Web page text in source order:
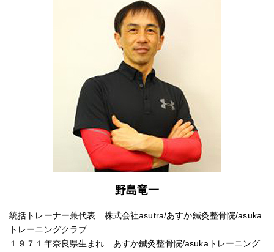
野島竜一
統括トレーナー兼代表 株式会社asutra/あすか鍼灸整骨院/asuka
トレーニングクラブ
１９７１年奈良県生まれ あすか鍼灸整骨院/asukaトレーニング